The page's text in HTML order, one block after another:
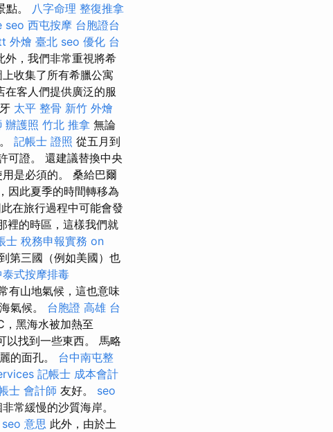
點。 八字命理 整復推拿
seo 西屯按摩 台胞證台
外燴 臺北 seo 優化 台
外，我們非常重視將希
收集了所有希臘公寓
客人們提供廣泛的服
太平 整骨 新竹 外燴
辦護照 竹北 推拿 無論
記帳士 證照 從五月到
可證。 還建議替換中央
是必須的。 桑給巴爾
因此夏季的時間轉移為
在旅行過程中可能會發
裡的時區，這樣我們就
士 稅務申報實務 on
第三國（例如美國）也
泰式按摩排毒
有山地氣候，這也意味
氣候。 台胞證 高雄 台
黑海水被加熱至
以找到一些東西。 馬略
的面孔。 台中南屯整
記帳士 成本會計
士 會計師 友好。 seo
常緩慢的沙質海岸。
seo 意思 此外，由於土